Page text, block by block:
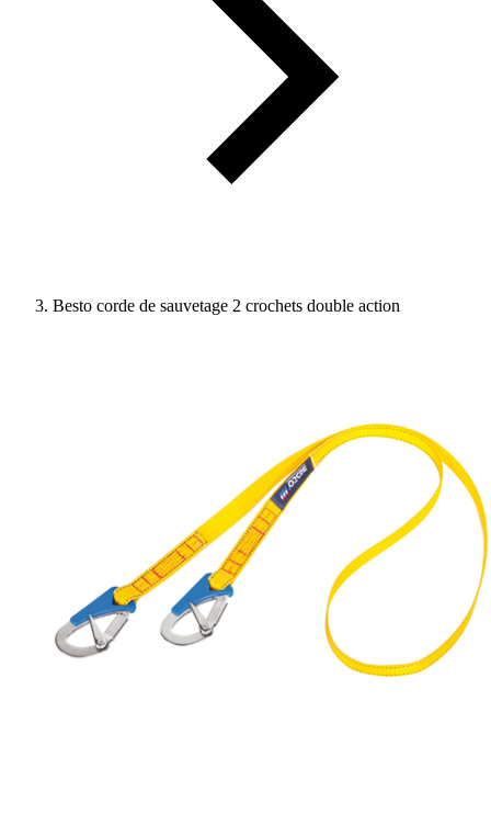
Besto corde de sauvetage 2 crochets double action